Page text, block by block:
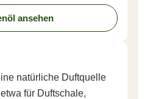
ansehen
natürliche Duftquelle
für Duftschale,